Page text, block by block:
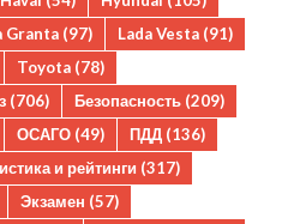
Granta (97) Lada Vesta (91)
Toyota (78)
(706) Безопасность (209)
ОСАГО (49) ПДД (136)
и рейтинги (317)
Экзамен (57)